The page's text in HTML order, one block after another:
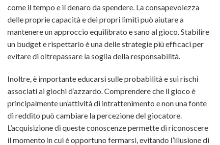
come il tempo e il denaro da spendere. La consapevolezza
delle proprie capacità e dei propri limiti può aiutare a
mantenere un approccio equilibrato e sano al gioco. Stabilire
un budget e rispettarlo è una delle strategie più efficaci per
evitare di oltrepassare la soglia della responsabilità.
Inoltre, è importante educarsi sulle probabilità e sui rischi
associati ai giochi d’azzardo. Comprendere che il gioco è
principalmente un’attività di intrattenimento e non una fonte
di reddito può cambiare la percezione del giocatore.
L’acquisizione di queste conoscenze permette di riconoscere
il momento in cui è opportuno fermarsi, evitando l’illusione di